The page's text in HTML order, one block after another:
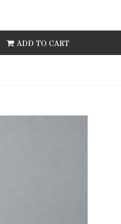
ADD TO CART